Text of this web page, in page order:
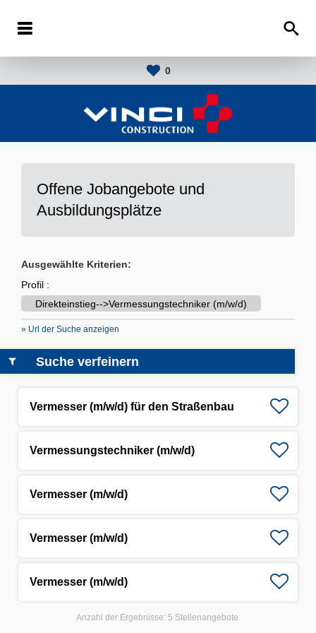
0
Offene Jobangebote und
Ausbildungsplätze
Ausgewählte Kriterien:
Profil :
Direkteinstieg-->Vermessungstechniker (m/w/d)
» Url der Suche anzeigen
Vermesser (m/w/d) für den Straßenbau
Vermessungstechniker (m/w/d)
Vermesser (m/w/d)
Vermesser (m/w/d)
Vermesser (m/w/d)
Suche verfeinern
Anzahl der Ergebnisse: 5 Stellenangebote